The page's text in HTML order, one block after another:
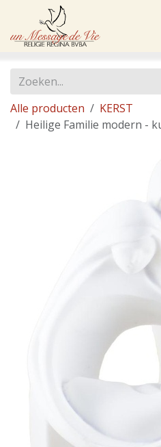
Overslaan naar inhoud
Alle producten
KERST
Heilige Familie modern -